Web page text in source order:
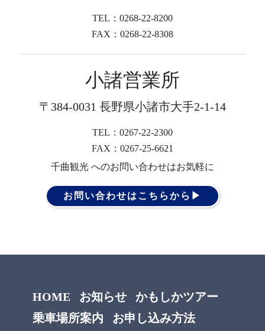
TEL：0268-22-8200
FAX：0268-22-8308
小諸営業所
〒384-0031 長野県小諸市大手2-1-14
TEL：0267-22-2300
FAX：0267-25-6621
千曲観光 へのお問い合わせはお気軽に
お問い合わせはこちらから▶︎
HOME お知らせ
かもしかツアー
乗車場所案内
お申し込み方法